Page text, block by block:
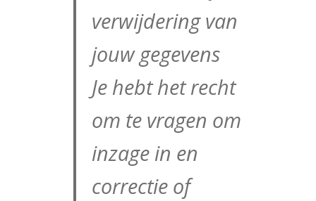
verwijdering van
jouw gegevens
Je hebt het recht
om te vragen om
inzage in en
correctie of